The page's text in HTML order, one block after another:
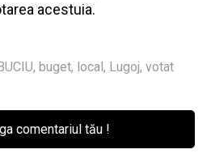
acestuia.
BUCIU, buget, local , Lugoj, votat
comentariul tău !